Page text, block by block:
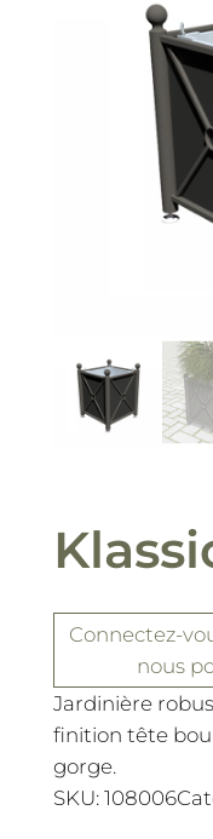
Connectez-
nous
Jardinière
finition tête
gorge.
SKU: 108006